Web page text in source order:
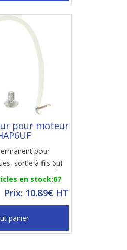
pour moteur
pour
sortie à fils 6µF
en stock:67
Prix: 10.89€ HT
panier